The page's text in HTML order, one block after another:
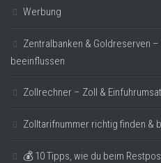
Werbung
Zentralbanken & Goldreserven
beeinflussen
Zollrechner – Zoll &
Zolltarifnummer richtig finden &
💰 10 Tipps, wie du beim